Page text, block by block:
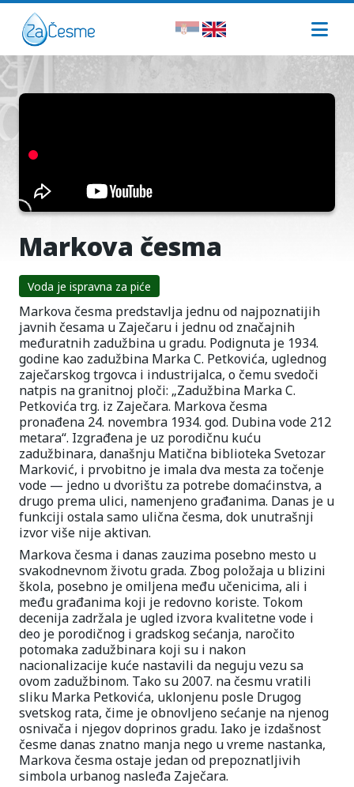
Markova česma
Voda je ispravna za piće
Markova česma predstavlja jednu od najpoznatijih
javnih česama u Zaječaru i jednu od značajnih
međuratnih zadužbina u gradu. Podignuta je 1934.
godine kao zadužbina Marka C. Petkovića, uglednog
zaječarskog trgovca i industrijalca, o čemu svedoči
natpis na granitnoj ploči: „Zadužbina Marka C.
Petkovića trg. iz Zaječara. Markova česma
pronađena 24. novembra 1934. god. Dubina vode 212
metara“. Izgrađena je uz porodičnu kuću
zadužbinara, današnju Matična biblioteka Svetozar
Marković, i prvobitno je imala dva mesta za točenje
vode — jedno u dvorištu za potrebe domaćinstva, a
drugo prema ulici, namenjeno građanima. Danas je u
funkciji ostala samo ulična česma, dok unutrašnji
izvor više nije aktivan.
Markova česma i danas zauzima posebno mesto u
svakodnevnom životu grada. Zbog položaja u blizini
škola, posebno je omiljena među učenicima, ali i
među građanima koji je redovno koriste. Tokom
decenija zadržala je ugled izvora kvalitetne vode i
deo je porodičnog i gradskog sećanja, naročito
potomaka zadužbinara koji su i nakon
nacionalizacije kuće nastavili da neguju vezu sa
ovom zadužbinom. Tako su 2007. na česmu vratili
sliku Marka Petkovića, uklonjenu posle Drugog
svetskog rata, čime je obnovljeno sećanje na njenog
osnivača i njegov doprinos gradu. Iako je izdašnost
česme danas znatno manja nego u vreme nastanka,
Markova česma ostaje jedan od prepoznatljivih
simbola urbanog nasleđa Zaječara.